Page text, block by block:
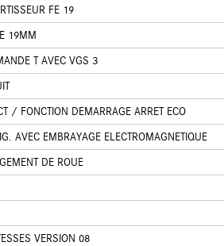
FE 19
19MM
T AVEC VGS 3
/ FONCTION DEMARRAGE ARRET ECO
AVEC EMBRAYAGE ELECTROMAGNETIQUE
DE ROUE
VERSION 08